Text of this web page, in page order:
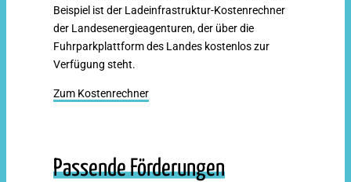
Beispiel ist der Ladeinfrastruktur-Kostenrechner
der Landesenergieagenturen, der über die
Fuhrparkplattform des Landes kostenlos zur
Verfügung steht.
Zum Kostenrechner
Passende Förderungen